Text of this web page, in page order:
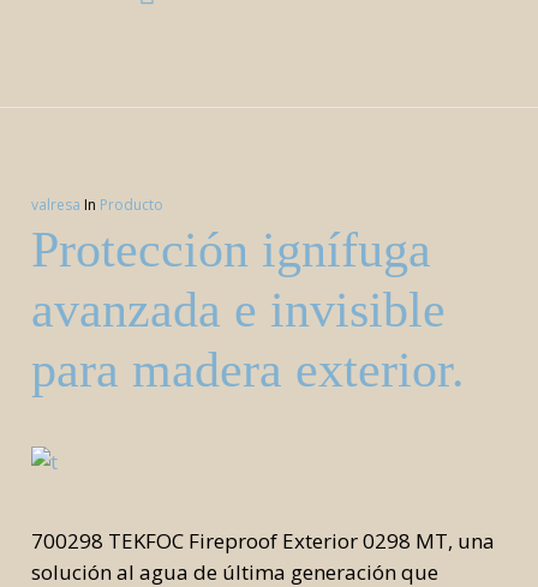
valresa In Producto
Protección ignífuga
avanzada e invisible
para madera exterior.
700298 TEKFOC Fireproof Exterior 0298 MT, una
solución al agua de última generación que